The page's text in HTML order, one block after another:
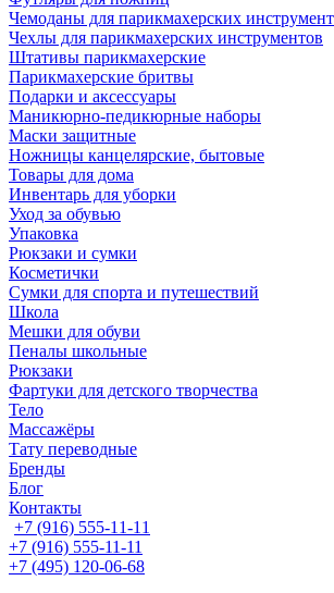
Чемоданы для парикмахерских
Чехлы для парикмахерских инструментов
Штативы парикмахерские
Парикмахерские бритвы
Подарки и аксессуары
Маникюрно-педикюрные наборы
Маски защитные
Ножницы канцелярские, бытовые
Товары для дома
Инвентарь для уборки
Уход за обувью
Упаковка
Рюкзаки и сумки
Косметички
Сумки для спорта и путешествий
Школа
Мешки для обуви
Пеналы школьные
Рюкзаки
Фартуки для детского творчества
Тело
Массажёры
Тату переводные
Бренды
Блог
Контакты
+7 (916) 555-11-11
+7 (916) 555-11-11
+7 (495) 120-06-68